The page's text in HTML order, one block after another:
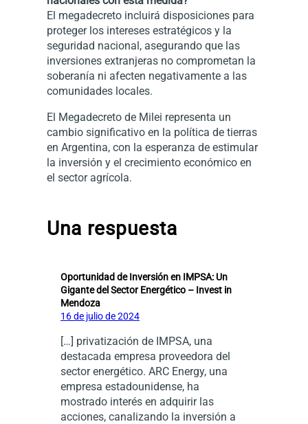
El megadecreto incluirá disposiciones para
proteger los intereses estratégicos y la
seguridad nacional, asegurando que las
inversiones extranjeras no comprometan la
soberanía ni afecten negativamente a las
comunidades locales.
El Megadecreto de Milei representa un
cambio significativo en la política de tierras
en Argentina, con la esperanza de estimular
la inversión y el crecimiento económico en
el sector agrícola.
Una respuesta
Oportunidad de Inversión en IMPSA: Un
Gigante del Sector Energético – Invest in
Mendoza
16 de julio de 2024
[…] privatización de IMPSA, una
destacada empresa proveedora del
sector energético. ARC Energy, una
empresa estadounidense, ha
mostrado interés en adquirir las
acciones, canalizando la inversión a